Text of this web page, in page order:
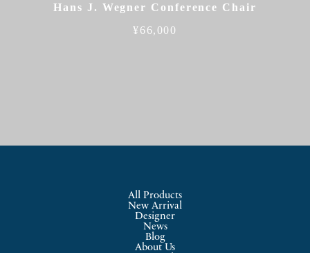
Hans J. Wegner Conference Chair
¥66,000
All Products
New Arrival
Designer
News
Blog
About Us